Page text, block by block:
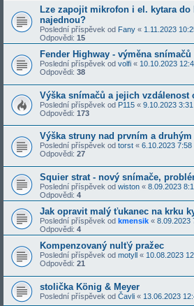
Lze zapojit mikrofon i el. kytara do
najednou?
Poslední příspěvek od Fany « 1.11.2023
Odpovědi: 15
Fender Highway - výměna snímačů
Poslední příspěvek od volfi « 10.10.2023
Odpovědi: 38
Výška snímačů a jejich vzdálenost
Poslední příspěvek od P115 « 9.10.2023 3:31
Odpovědi: 173
Výška struny nad prvním a druhým
Poslední příspěvek od torst « 6.10.2023 7:58
Odpovědi: 27
Squier strat - nový snímače,
Poslední příspěvek od wiston « 8.09.2023
Odpovědi: 4
Jak opravit malý ťukanec na krku
Poslední příspěvek od kmensik « 8.09.2023
Odpovědi: 4
Kompenzovaný nulťý pražec
Poslední příspěvek od motyll « 10.08.2023
Odpovědi: 21
stolička König & Meyer
Poslední příspěvek od Čavli « 13.06.2023